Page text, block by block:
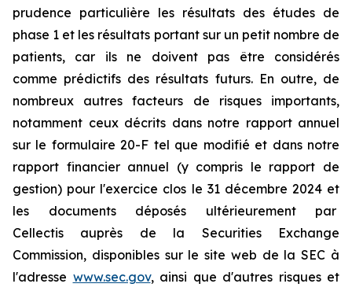
prudence particulière les résultats des études de
phase 1 et les résultats portant sur un petit nombre de
patients, car ils ne doivent pas être considérés
comme prédictifs des résultats futurs. En outre, de
nombreux autres facteurs de risques importants,
notamment ceux décrits dans notre rapport annuel
sur le formulaire 20-F tel que modifié et dans notre
rapport financier annuel (y compris le rapport de
gestion) pour l'exercice clos le 31 décembre 2024 et
les documents déposés ultérieurement par
Cellectis auprès de la Securities Exchange
Commission, disponibles sur le site web de la SEC à
l'adresse www.sec.gov, ainsi que d'autres risques et